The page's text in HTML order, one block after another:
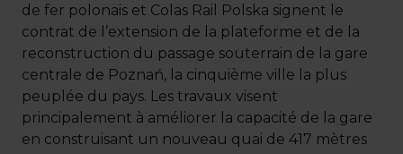
de fer polonais et Colas Rail Polska signent le
contrat de l’extension de la plateforme et de la
reconstruction du passage souterrain de la gare
centrale de Poznań, la cinquième ville la plus
peuplée du pays. Les travaux visent
principalement à améliorer la capacité de la gare
en construisant un nouveau quai de 417 mètres